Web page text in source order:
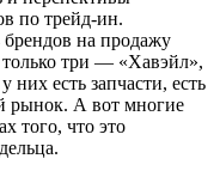
по трейд-ин.
на продажу
три — «Хавэйл»,
есть запчасти, есть
рынок. А вот многие
того, что это